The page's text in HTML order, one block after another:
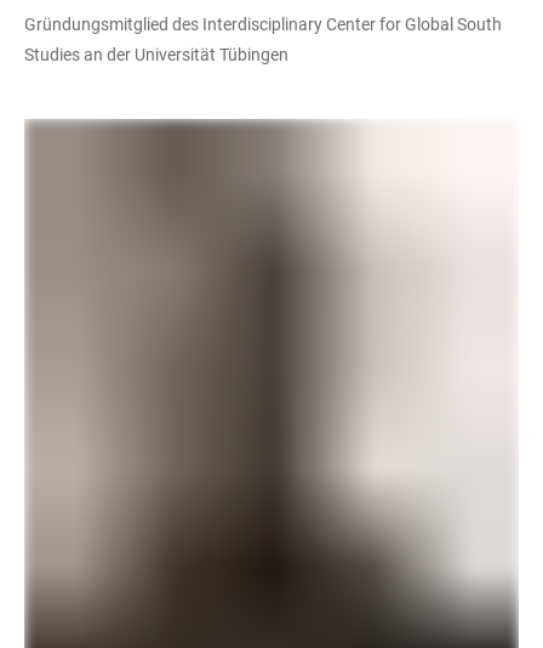
Gründungsmitglied des Interdisciplinary Center for Global South
Studies an der Universität Tübingen